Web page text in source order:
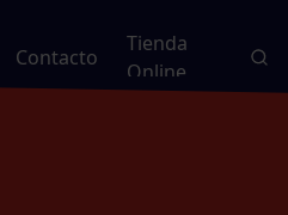
Contacto
Tienda
Online